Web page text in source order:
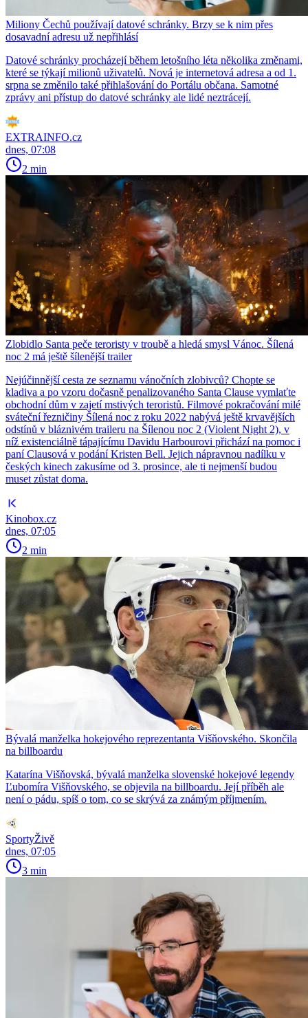
Miliony Čechů používají datové schránky. Brzy se k nim přes
dosavadní adresu už nepřihlásí
Datové schránky procházejí během letošního léta několika změnami,
které se týkají milionů uživatelů. Nová je internetová adresa a od 1.
srpna se změnilo také přihlašování do Portálu občana. Samotné
zprávy ani přístup do datové schránky ale lidé neztrácejí.
EXTRAINFO.cz
dnes, 07:08
2 min
Zlobidlo Santa peče teroristy v troubě a hledá smysl Vánoc. Šílená
noc 2 má ještě šílenější trailer
Nejúčinnější cesta ze seznamu vánočních zlobivců? Chopte se
kladiva a po vzoru dočasně penalizovaného Santa Clause vymlaťte
obchodní dům v zajetí mstivých teroristů. Filmové pokračování milé
sváteční řezničiny Šílená noc z roku 2022 nabývá ještě krvavějších
odstínů v bláznivém traileru na Šílenou noc 2 (Violent Night 2), v
níž existenciálně tápajícímu Davidu Harbourovi přichází na pomoc i
paní Clausová v podání Kristen Bell. Jejich nápravnou nadílku v
českých kinech zakusíme od 3. prosince, ale ti nejmenší budou
muset zůstat doma.
Kinobox.cz
dnes, 07:05
2 min
Bývalá manželka hokejového reprezentanta Višňovského. Skončila
na billboardu
Katarína Višňovská, bývalá manželka slovenské hokejové legendy
Ľubomíra Višňovského, se objevila na billboardu. Její příběh ale
není o pádu, spíš o tom, co se skrývá za známým příjmením.
SportyŽivě
dnes, 07:05
3 min